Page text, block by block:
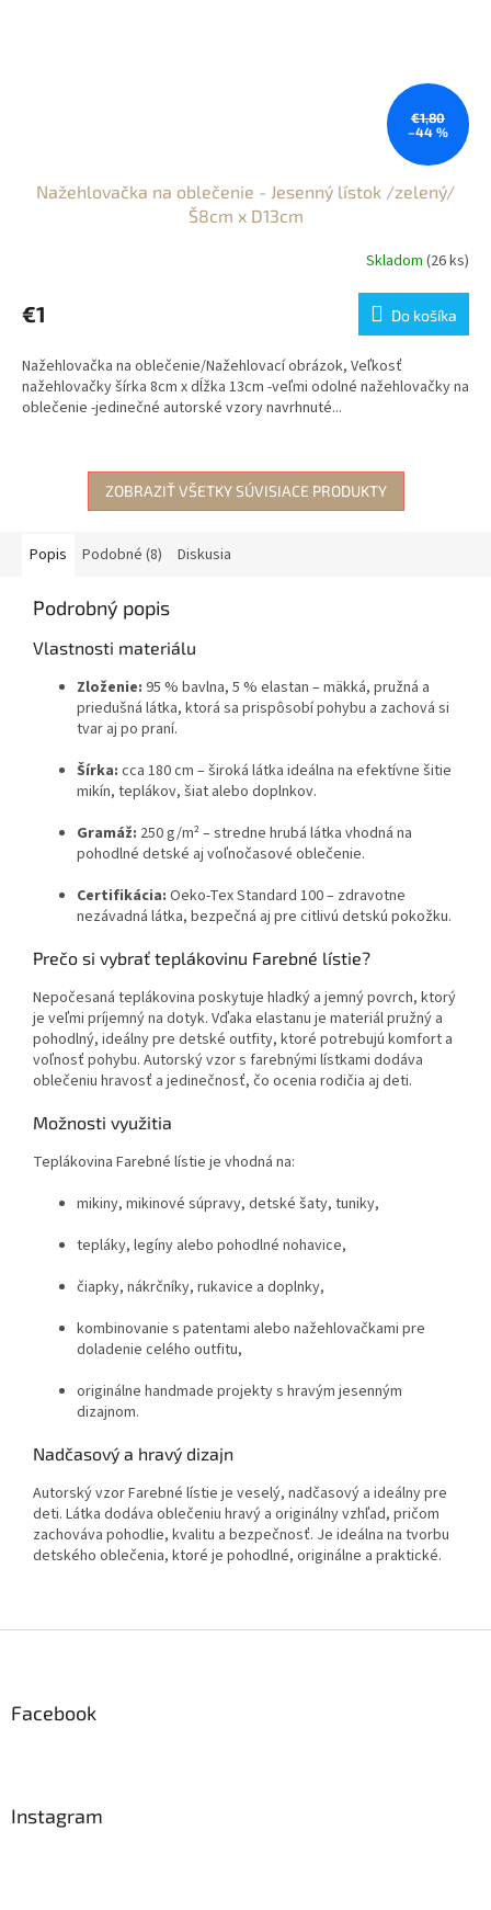
€1,80
–44 %
Nažehlovačka na oblečenie - Jesenný lístok /zelený/
Š8cm x D13cm
Skladom (26 ks)
€1 Do košíka
Nažehlovačka na oblečenie/Nažehlovací obrázok, Veľkosť
nažehlovačky šírka 8cm x dĺžka 13cm -veľmi odolné nažehlovačky na
oblečenie -jedinečné autorské vzory navrhnuté...
ZOBRAZIŤ VŠETKY SÚVISIACE PRODUKTY
Popis Podobné (8) Diskusia
Podrobný popis
Vlastnosti materiálu
Zloženie: 95 % bavlna, 5 % elastan – mäkká, pružná a
priedušná látka, ktorá sa prispôsobí pohybu a zachová si
tvar aj po praní.
Šírka: cca 180 cm – široká látka ideálna na efektívne šitie
mikín, teplákov, šiat alebo doplnkov.
Gramáž: 250 g/m² – stredne hrubá látka vhodná na
pohodlné detské aj voľnočasové oblečenie.
Certifikácia: Oeko-Tex Standard 100 – zdravotne
nezávadná látka, bezpečná aj pre citlivú detskú pokožku.
Prečo si vybrať teplákovinu Farebné lístie?
Nepočesaná teplákovina poskytuje hladký a jemný povrch, ktorý
je veľmi príjemný na dotyk. Vďaka elastanu je materiál pružný a
pohodlný, ideálny pre detské outfity, ktoré potrebujú komfort a
voľnosť pohybu. Autorský vzor s farebnými lístkami dodáva
oblečeniu hravosť a jedinečnosť, čo ocenia rodičia aj deti.
Možnosti využitia
Teplákovina Farebné lístie je vhodná na:
mikiny, mikinové súpravy, detské šaty, tuniky,
tepláky, legíny alebo pohodlné nohavice,
čiapky, nákrčníky, rukavice a doplnky,
kombinovanie s patentami alebo nažehlovačkami pre
doladenie celého outfitu,
originálne handmade projekty s hravým jesenným
dizajnom.
Nadčasový a hravý dizajn
Autorský vzor Farebné lístie je veselý, nadčasový a ideálny pre
deti. Látka dodáva oblečeniu hravý a originálny vzhľad, pričom
zachováva pohodlie, kvalitu a bezpečnosť. Je ideálna na tvorbu
detského oblečenia, ktoré je pohodlné, originálne a praktické.
Facebook
Instagram